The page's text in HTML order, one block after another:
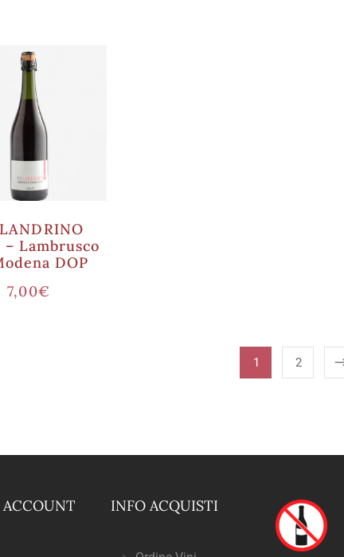
– Lambrusco
DOP
7,00€
1 2
INFO ACQUISTI